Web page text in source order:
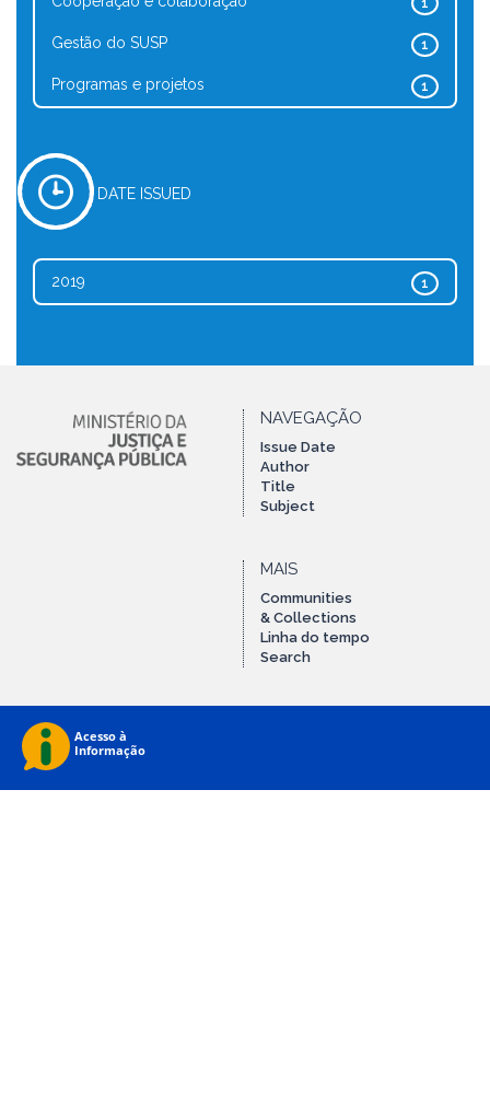
1
1
Gestão do SUSP
1
Programas e projetos
DATE ISSUED
1
2019
NAVEGAÇÃO
Issue Date
Author
Title
Subject
MAIS
Communities
& Collections
Linha do tempo
Search